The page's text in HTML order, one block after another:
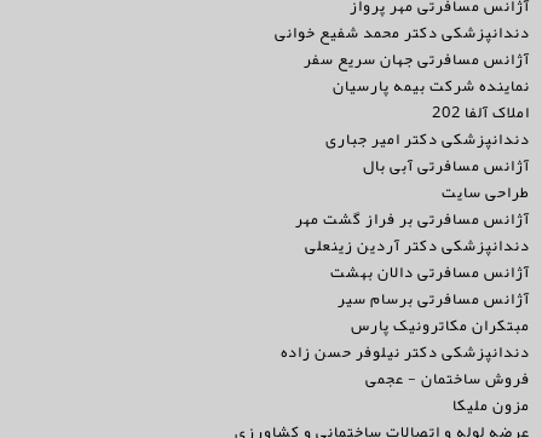
دندانپزشکی دکتر محمد شفیع خوانی
آژانس مسافرتی جهان سریع سفر
نماینده شرکت بیمه پارسیان
املاک آلفا 202
دندانپزشکی دکتر امیر جباری
آژانس مسافرتی آبی بال
طراحی سایت
آژانس مسافرتی بر فراز گشت مهر
دندانپزشکی دکتر آردین زینعلی
آژانس مسافرتی دالان بهشت
آژانس مسافرتی برسام سیر
مبتکران مکاترونیک پارس
دندانپزشکی دکتر نیلوفر حسن زاده
فروش ساختمان - عجمی
مزون ملیکا